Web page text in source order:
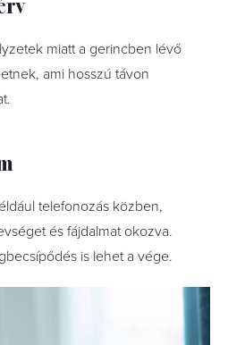
miatt a gerincben lévő
ami hosszú távon
telefonozás közben,
és fájdalmat okozva.
is lehet a vége.